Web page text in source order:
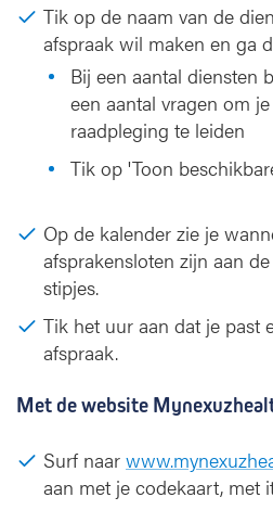
Tik op de naam van de
afspraak wil maken en ga
Bij een aantal diensten
een aantal vragen om
raadpleging te leiden
Tik op 'Toon
Op de kalender zie je
afsprakensloten zijn aan
stipjes.
Tik het uur aan dat je past
afspraak.
Met de website
Surf naar
aan met je codekaart, met